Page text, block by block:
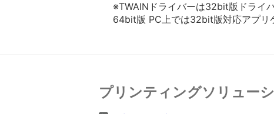
※TWAINドライバーは32bit版ドライ
64bit版 PC上では32bit版対応アプリ
プリンティングソリュー